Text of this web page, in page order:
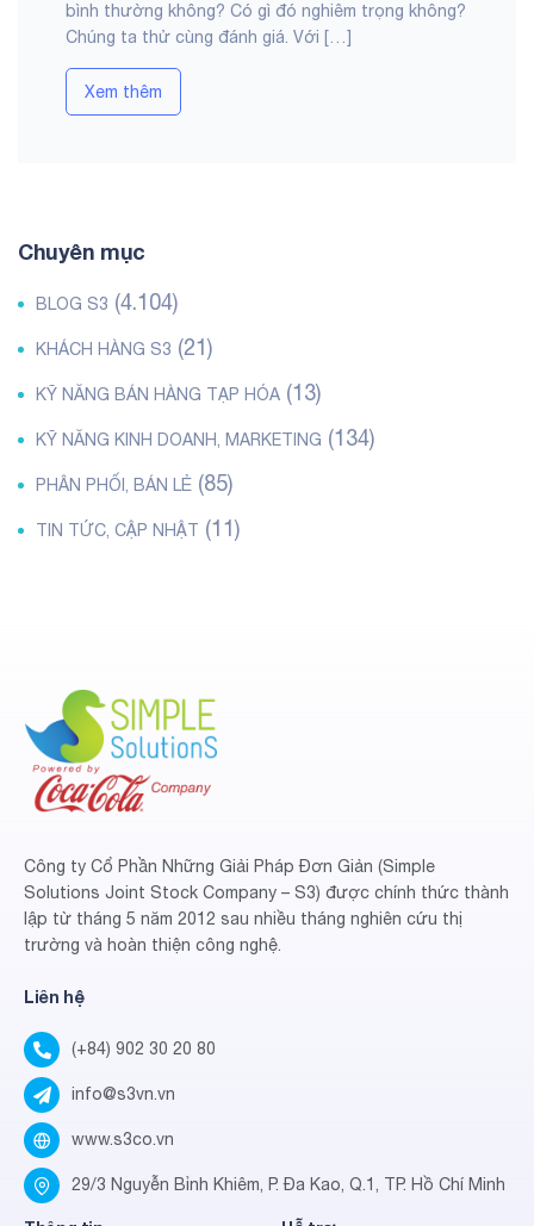
bình thường không? Có gì đó nghiêm trọng không?
Chúng ta thử cùng đánh giá. Với […]
Xem thêm
Chuyên mục
BLOG S3 (4.104)
KHÁCH HÀNG S3 (21)
KỸ NĂNG BÁN HÀNG TẠP HÓA (13)
KỸ NĂNG KINH DOANH, MARKETING (134)
PHÂN PHỐI, BÁN LẺ (85)
TIN TỨC, CẬP NHẬT (11)
Công ty Cổ Phần Những Giải Pháp Đơn Giản (Simple
Solutions Joint Stock Company – S3) được chính thức thành
lập từ tháng 5 năm 2012 sau nhiều tháng nghiên cứu thị
trường và hoàn thiện công nghệ.
Liên hệ
(+84) 902 30 20 80
info@s3vn.vn
www.s3co.vn
29/3 Nguyễn Bỉnh Khiêm, P. Đa Kao, Q.1, TP. Hồ Chí Minh